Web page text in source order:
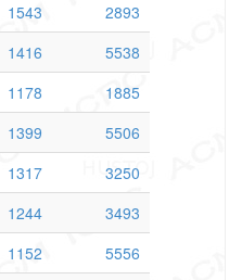
1543
2893
1416
5538
1178
1885
1399
5506
1317
3250
1244
3493
1152
5556